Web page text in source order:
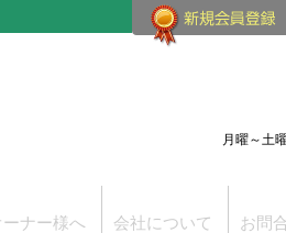
月曜～土
ーナー様へ 会社について お問